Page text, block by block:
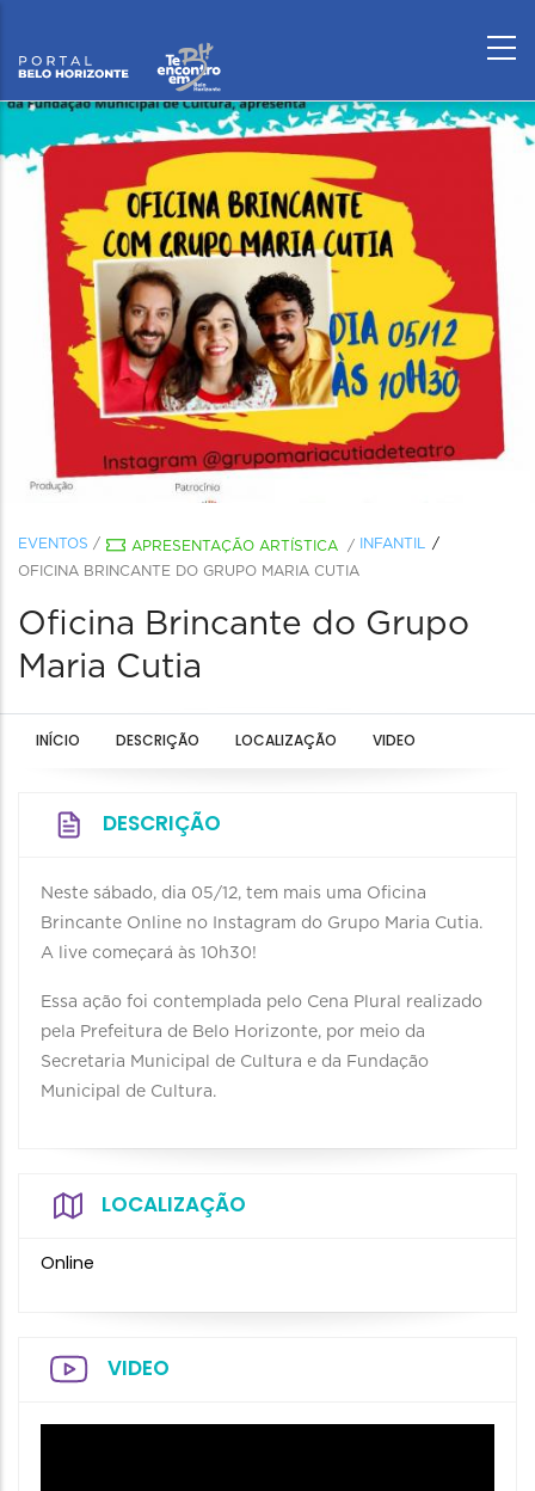
EVENTOS / APRESENTAÇÃO ARTÍSTICA /
INFANTIL
OFICINA BRINCANTE DO GRUPO MARIA CUTIA
Oficina Brincante do Grupo
Maria Cutia
INÍCIO DESCRIÇÃO LOCALIZAÇÃO VIDEO
DESCRIÇÃO
Neste sábado, dia 05/12, tem mais uma Oficina
Brincante Online no Instagram do Grupo Maria Cutia.
A live começará às 10h30!
Essa ação foi contemplada pelo Cena Plural realizado
pela Prefeitura de Belo Horizonte, por meio da
Secretaria Municipal de Cultura e da Fundação
Municipal de Cultura.
LOCALIZAÇÃO
Online
VIDEO